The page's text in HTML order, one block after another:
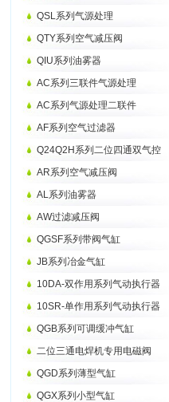
QSL系列气源处理
QTY系列空气减压阀
QIU系列油雾器
AC系列三联件气源处理
AC系列气源处理二联件
AF系列空气过滤器
Q24Q2H系列二位四通双气控
AR系列空气减压阀
AL系列油雾器
AW过滤减压阀
QGSF系列带阀气缸
JB系列冶金气缸
10DA-双作用系列气动执行器
10SR-单作用系列气动执行器
QGB系列可调缓冲气缸
二位三通电焊机专用电磁阀
QGD系列薄型气缸
QGX系列小型气缸